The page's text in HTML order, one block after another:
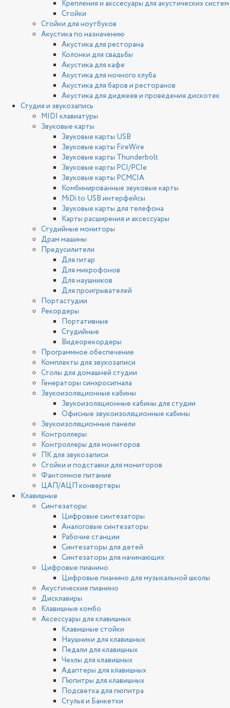
Крепления и акссесуары для акустических систем
Стойки
Стойки для ноутбуков
Акустика по назначению
Акустика для ресторана
Колонки для свадьбы
Акустика для кафе
Акустика для ночного клуба
Акустика для баров и ресторанов
Акустика для диджеев и проведения дискотек
Студия и звукозапись
MIDI клавиатуры
Звуковые карты
Звуковые карты USB
Звуковые карты FireWire
Звуковые карты Thunderbolt
Звуковые карты PCI/PCIe
Звуковые карты PCMCIA
Комбинированные звуковые карты
MiDi to USB интерфейсы
Звуковые карты для телефона
Карты расширения и аксессуары
Студийные мониторы
Драм машины
Предусилители
Для гитар
Для микрофонов
Для наушников
Для проигрывателей
Портастудии
Рекордеры
Портативные
Студийные
Видеорекордеры
Программное обеспечение
Комплекты для звукозаписи
Столы для домашней студии
Генераторы синхросигнала
Звукоизоляционные кабины
Звукоизоляционные кабины для студии
Офисные звукоизоляционные кабины
Звукоизоляционные панели
Контроллеры
Контроллеры для мониторов
ПК для звукозаписи
Стойки и подставки для мониторов
Фантомное питание
ЦАП/АЦП конвертеры
Клавишные
Синтезаторы
Цифровые синтезаторы
Аналоговые синтезаторы
Рабочие станции
Синтезаторы для детей
Синтезаторы для начинающих
Цифровые пианино
Цифровые пианино для музыкальной школы
Акустические пианино
Дисклавиры
Клавишные комбо
Аксессуары для клавишных
Клавишные стойки
Наушники для клавишных
Педали для клавишных
Чехлы для клавишных
Адаптеры для клавишных
Пюпитры для клавишных
Подсветка для пюпитра
Стулья и Банкетки